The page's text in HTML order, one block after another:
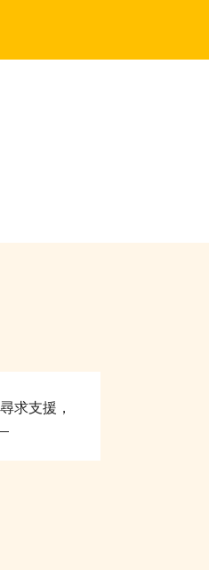
尋求支援 ，